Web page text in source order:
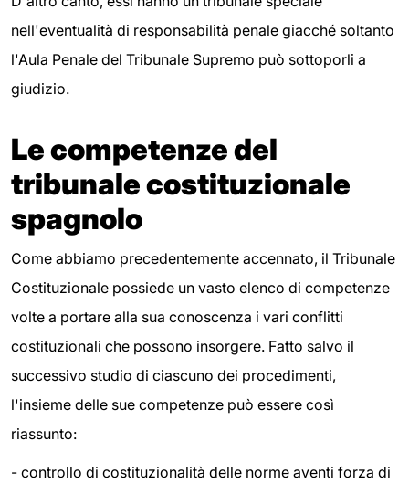
nell'eventualità di responsabilità penale giacché soltanto
l'Aula Penale del Tribunale Supremo può sottoporli a
giudizio.
Le competenze del
tribunale costituzionale
spagnolo
Come abbiamo precedentemente accennato, il Tribunale
Costituzionale possiede un vasto elenco di competenze
volte a portare alla sua conoscenza i vari conflitti
costituzionali che possono insorgere. Fatto salvo il
successivo studio di ciascuno dei procedimenti,
l'insieme delle sue competenze può essere così
riassunto:
- controllo di costituzionalità delle norme aventi forza di